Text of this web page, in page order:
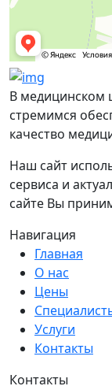
В медицинском
стремимся
качество
Наш сайт
сервиса и
сайте Вы
Навигация
Главная
О нас
Цены
Услуги
Контакты
Контакты